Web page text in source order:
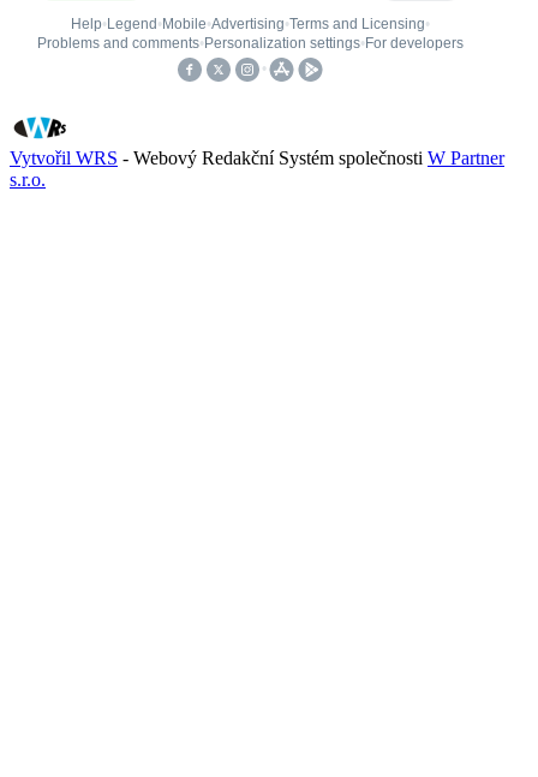
Vytvořil WRS - Webový Redakční Systém společnosti W Partner
s.r.o.